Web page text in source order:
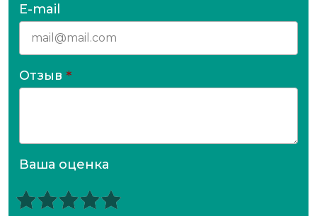
E-mail
Отзыв *
Ваша оценка